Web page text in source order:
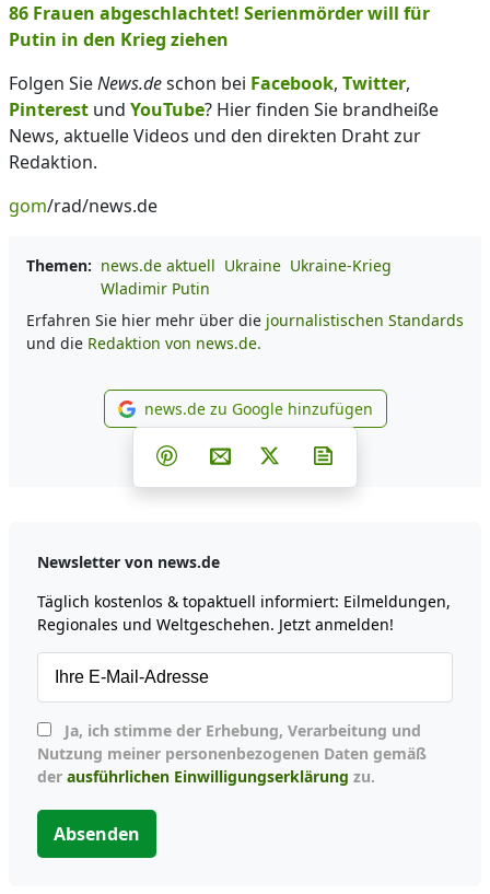
86 Frauen abgeschlachtet! Serienmörder will für
Putin in den Krieg ziehen
Folgen SieNews.deschon bei Facebook, Twitter,
Pinterest und YouTube? Hier finden Sie brandheiße
News, aktuelle Videos und den direkten Draht zur
Redaktion.
gom/rad/news.de
Themen: news.de aktuell Ukraine Ukraine-Krieg
Wladimir Putin
Erfahren Sie hier mehr über die journalistischen Standards
und die Redaktion von news.de.
news.de zu Google
news.de zu Google hinzufügen
Teilen auf Facebook
Teilen auf Whatsapp
Teilen auf Telegram
Teilen auf Pinterest
Per E-Mail teilen
Post auf X
Newsletter von news.de
Täglich kostenlos & topaktuell informiert: Eilmeldungen,
Regionales und Weltgeschehen. Jetzt anmelden!
Nutzung meiner personenbezogenen Daten gemäß
der ausführlichen Einwilligungserklärung zu.
Absenden